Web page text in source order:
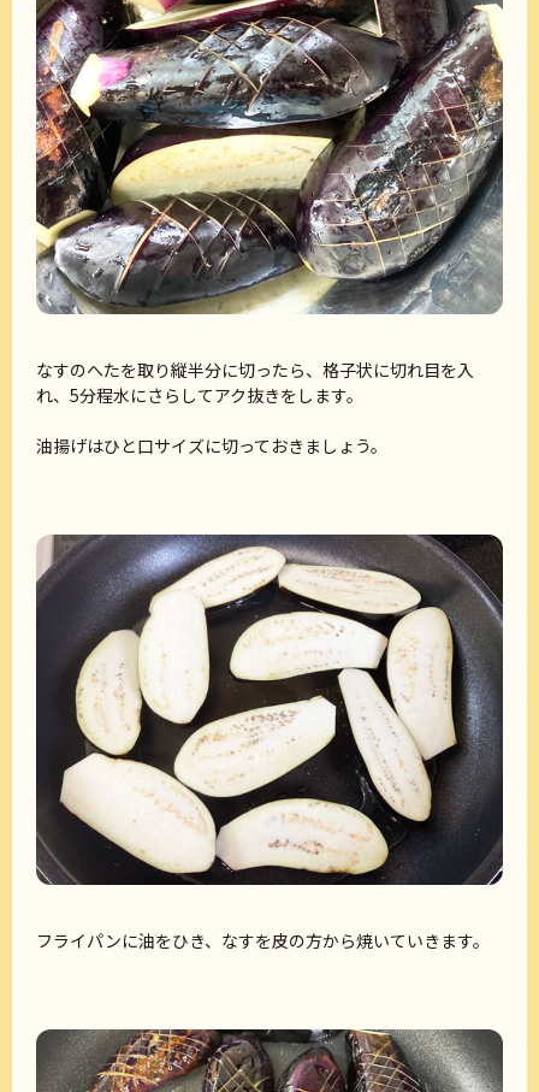
なすのへたを取り縦半分に切ったら、格子状に切れ目を入
れ、5分程水にさらしてアク抜きをします。
油揚げはひと口サイズに切っておきましょう。
フライパンに油をひき、なすを皮の方から焼いていきます。